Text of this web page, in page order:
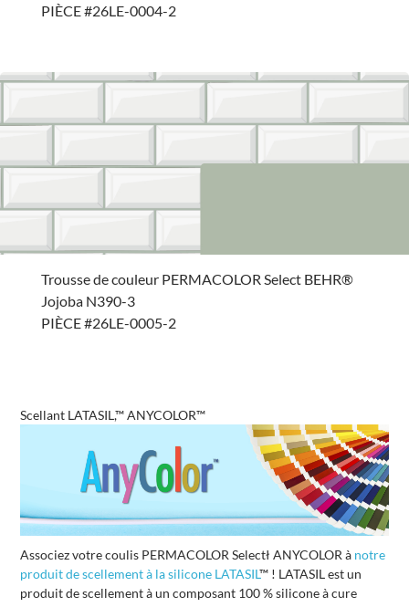
PIÈCE #26LE-0004-2
Trousse de couleur PERMACOLOR Select BEHR®
Jojoba N390-3
PIÈCE #26LE-0005-2
Scellant LATASIL,™ ANYCOLOR™
Associez votre coulis PERMACOLOR Selectł ANYCOLOR à notre
produit de scellement à la silicone LATASIL™ ! LATASIL est un
produit de scellement à un composant 100 % silicone à cure